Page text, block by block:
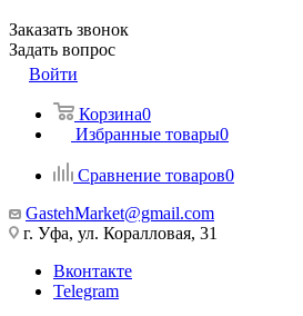
Заказать звонок
Задать вопрос
Войти
Корзина0
Избранные товары0
Сравнение товаров0
GastehMarket@gmail.com
г. Уфа, ул. Коралловая, 31
Вконтакте
Telegram